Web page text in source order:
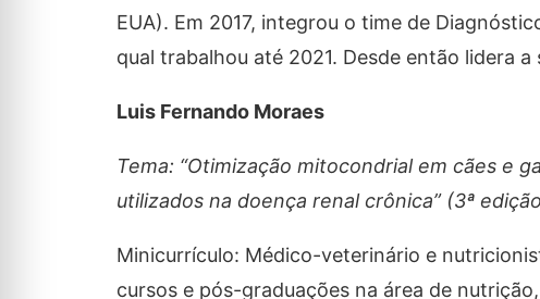
EUA). Em 2017, integrou o time de
qual trabalhou até 2021. Desde então lidera
Luis Fernando Moraes
Tema: “Otimização mitocondrial em cães e
utilizados na doença renal crônica” (3ª
Minicurrículo: Médico-veterinário e
cursos e pós-graduações na área de